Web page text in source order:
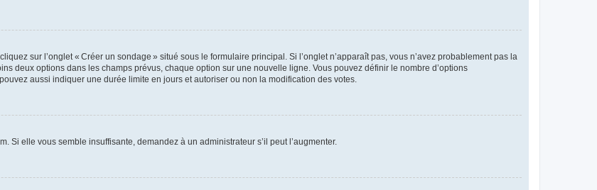
sur l’onglet « Créer un sondage » situé sous le formulaire principal. Si l’onglet n’apparaît pas, vous n’avez probablement pas la
deux options dans les champs prévus, chaque option sur une nouvelle ligne. Vous pouvez définir le nombre d’options
aussi indiquer une durée limite en jours et autoriser ou non la modification des votes.
Si elle vous semble insuffisante, demandez à un administrateur s’il peut l’augmenter.